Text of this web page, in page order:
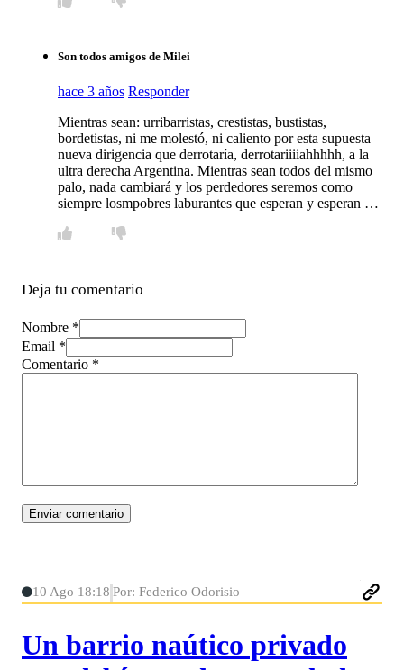
Son todos amigos de Milei
hace 3 años Responder
Mientras sean: urribarristas, crestistas, bustistas,
bordetistas, ni me molestó, ni caliento por esta supuesta
nueva dirigencia que derrotaría, derrotariiiiahhhhh, a la
ultra derecha Argentina. Mientras sean todos del mismo
palo, nada cambiará y los perdedores seremos como
siempre losmpobres laburantes que esperan y esperan …
Deja tu comentario
Nombre *
Email *
Comentario *
10 Ago 18:18 Por: Federico Odorisio
Un barrio naútico privado